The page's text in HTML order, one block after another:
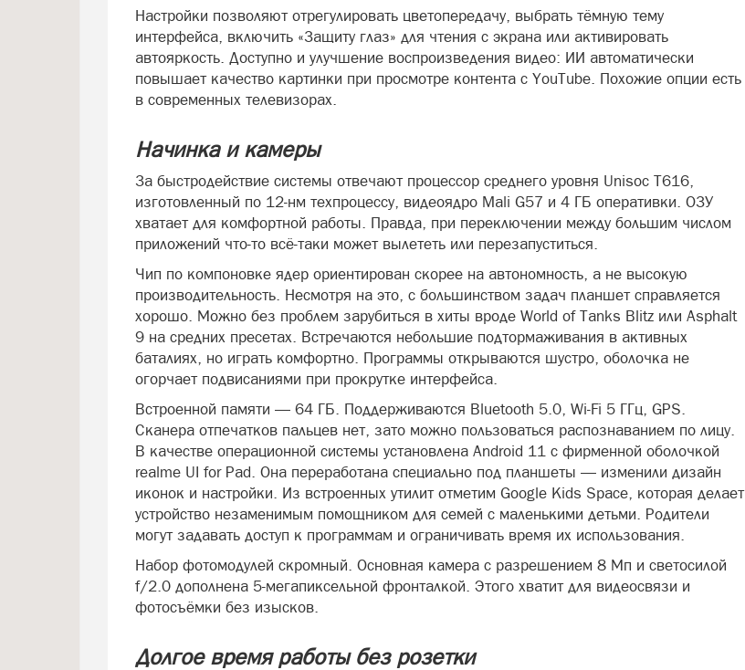
Настройки позволяют отрегулировать цветопередачу, выбрать тёмную тему
интерфейса, включить «Защиту глаз» для чтения с экрана или активировать
автояркость. Доступно и улучшение воспроизведения видео: ИИ автоматически
повышает качество картинки при просмотре контента с YouTube. Похожие опции есть
в современных телевизорах.
Начинка и камеры
За быстродействие системы отвечают процессор среднего уровня Unisoc T616,
изготовленный по 12-нм техпроцессу, видеоядро Mali G57 и 4 ГБ оперативки. ОЗУ
хватает для комфортной работы. Правда, при переключении между большим числом
приложений что-то всё-таки может вылететь или перезапуститься.
Чип по компоновке ядер ориентирован скорее на автономность, а не высокую
производительность. Несмотря на это, с большинством задач планшет справляется
хорошо. Можно без проблем зарубиться в хиты вроде World of Tanks Blitz или Asphalt
9 на средних пресетах. Встречаются небольшие подтормаживания в активных
баталиях, но играть комфортно. Программы открываются шустро, оболочка не
огорчает подвисаниями при прокрутке интерфейса.
Встроенной памяти — 64 ГБ. Поддерживаются Bluetooth 5.0, Wi-Fi 5 ГГц, GPS.
Сканера отпечатков пальцев нет, зато можно пользоваться распознаванием по лицу.
В качестве операционной системы установлена Android 11 с фирменной оболочкой
realme UI for Pad. Она переработана специально под планшеты — изменили дизайн
иконок и настройки. Из встроенных утилит отметим Google Kids Space, которая делает
устройство незаменимым помощником для семей с маленькими детьми. Родители
могут задавать доступ к программам и ограничивать время их использования.
Набор фотомодулей скромный. Основная камера с разрешением 8 Мп и светосилой
f/2.0 дополнена 5-мегапиксельной фронталкой. Этого хватит для видеосвязи и
фотосъёмки без изысков.
Долгое время работы без розетки